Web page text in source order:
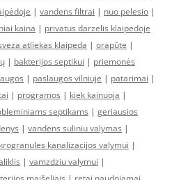
| vandens filtrai | nuo pelesio |
kaina | privatus darzelis klaipedoje
atliekas klaipeda | orapūte |
| bakterijos septikui | priemonės
| paslaugos vilniuje | patarimai |
| programos | kiek kainuoja |
septikams | geriausios
| vandens suliniu valymas |
kanalizacijos valymui |
| vamzdziu valymui |